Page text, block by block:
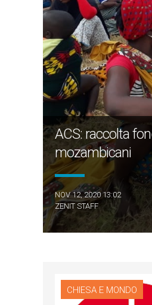
ACS: raccolta
mozambicani
NOV 12, 2020 13:02
ZENIT STAFF
CHIESA E MONDO